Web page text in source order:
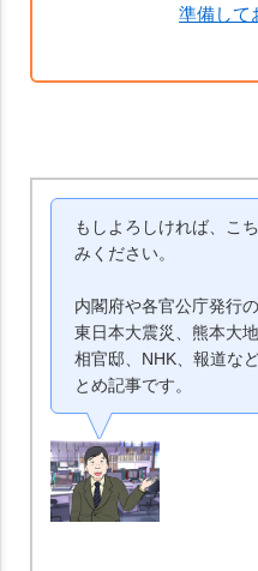
準備して
もしよろしければ、こ
みください。
内閣府や各官公庁発行
東日本大震災、熊本大
相官邸、NHK、報道な
とめ記事です。